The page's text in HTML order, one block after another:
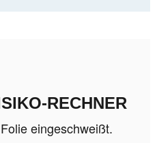
RECHNER
eingeschweißt.